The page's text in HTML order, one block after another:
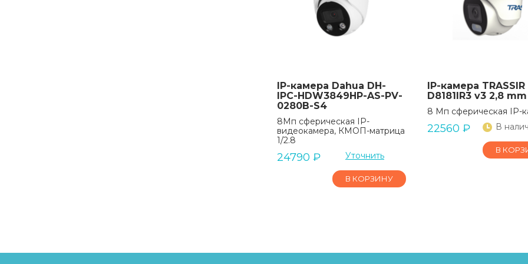
IP-камера Dahua DH-
IPC-HDW3849HP-AS-PV-
0280B-S4
8Мп сферическая IP-
видеокамера, КМОП-матрица
1/2.8
24790 ₽ Уточнить
В КОРЗИНУ
IP-камера TRASSIR
D8181IR3 v3 2,8 mm
8 Мп сферическая IP-
22560 ₽ В
В